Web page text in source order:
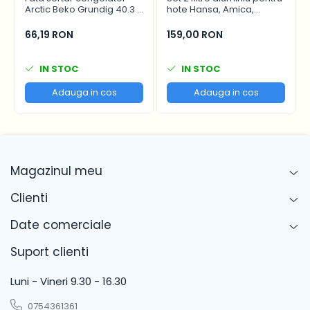
DV70M5220QWLE DV70M5220QW
DV71M5020KWEG
DV71M5020KWEG
DV7AM50203WEG DV7AM50203W
DV7BM50203WEN DV7BM50203W
DV7CM50201WEN DV7CM50201W
DV7XM50431WEG
DV80M50101WEE DV80M50101W
DV80M50101WEF
Arctic Beko Grundig 40.3 x
C00911422
66,19 RON
IN STOC
Adauga in cos
hote Hansa, Amica,
filtru parte mobila,
47.7x20.4 cm si 47.7x12.9
159,00 RON
IN STOC
Adauga in cos
Magazinul meu
Clienti
Date comerciale
Suport clienti
Luni - Vineri 9.30 - 16.30
0754361361